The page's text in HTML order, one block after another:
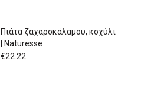
Πιάτα ζαχαροκάλαμου, κοχύλι
| Naturesse
€22.22